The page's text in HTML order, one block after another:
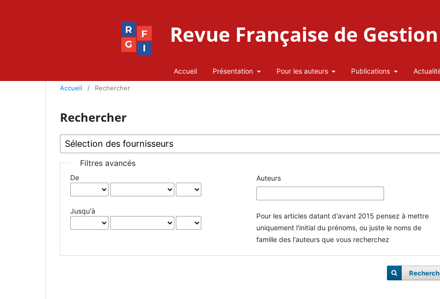
Revue Française de
Accueil Présentation Pour les auteurs Publications
Accueil / Rechercher
Rechercher
Filtres avancés
De
Jusqu'à
Auteurs
Pour les articles datant d'avant 2015 pensez à mettre
uniquement l'initial du prénoms, ou juste le noms de
famille des l'auteurs que vous recherchez